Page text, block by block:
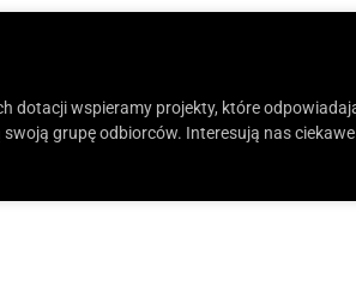
dotacji wspieramy projekty, które
grupę odbiorców. Interesują nas